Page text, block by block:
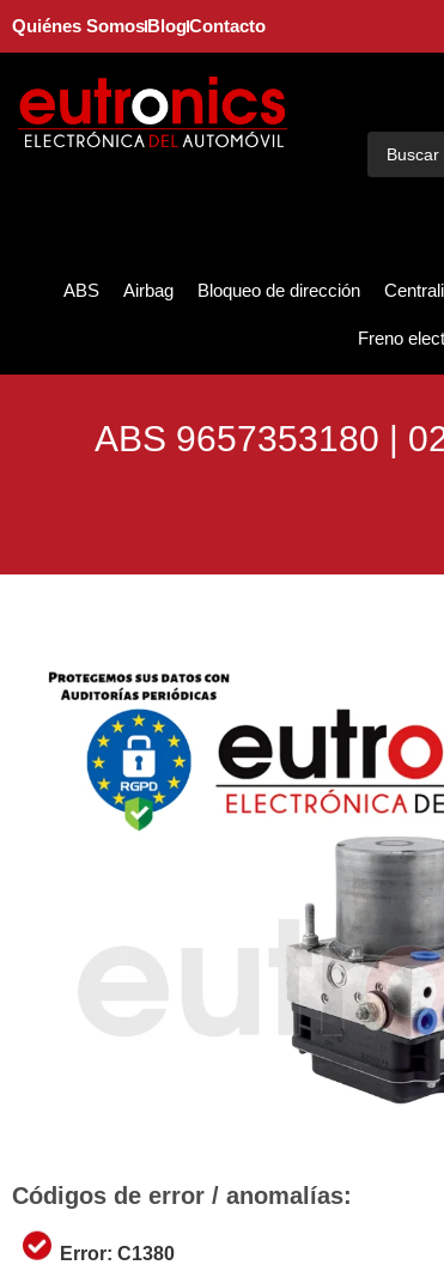
Quiénes SomosBlogContacto
ABS Airbag Bloqueo de dirección
Freno
ABS 9657353180 |
Códigos de error / anomalías:
Error: C1380